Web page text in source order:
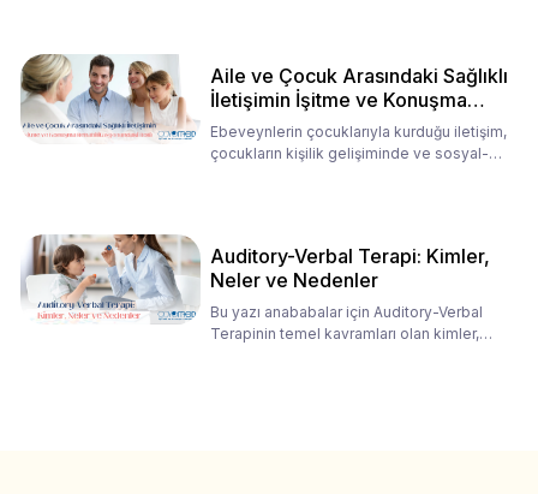
Aile ve Çocuk Arasındaki Sağlıklı
İletişimin İşitme ve Konuşma
Rehabilitasyonundaki Rolü
Ebeveynlerin çocuklarıyla kurduğu iletişim,
çocukların kişilik gelişiminde ve sosyal-
Auditory-Verbal Terapi: Kimler,
Neler ve Nedenler
Bu yazı anababalar için Auditory-Verbal
Terapinin temel kavramları olan kimler,